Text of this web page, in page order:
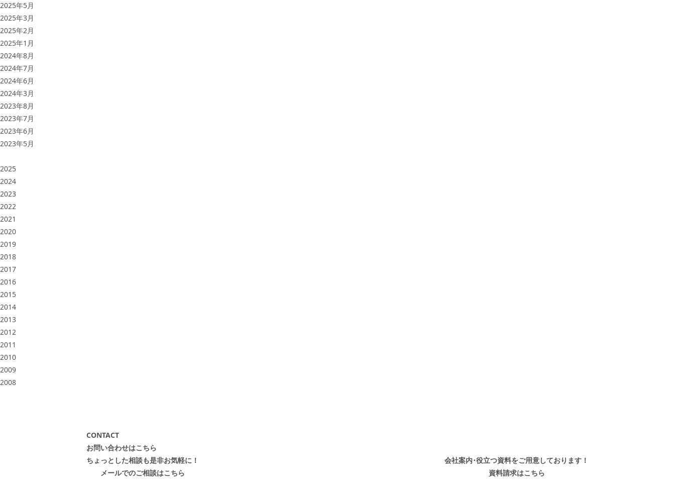
2025年5月
2025年3月
2025年2月
2025年1月
2024年8月
2024年7月
2024年6月
2024年3月
2023年8月
2023年7月
2023年6月
2023年5月
2025
2024
2023
2022
2021
2020
2019
2018
2017
2016
2015
2014
2013
2012
2011
2010
2009
2008
CONTACT
お問い合わせはこちら
ちょっとした相談も是非お気軽に！
メールでのご相談はこちら
会社案内･役立つ資料をご用意しております！
資料請求はこちら